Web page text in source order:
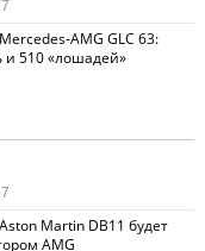
AMG GLC 63:
и 510 «лошадей»
Martin DB11 будет
AMG